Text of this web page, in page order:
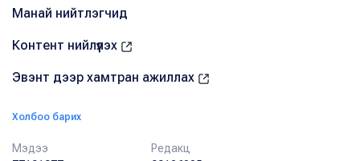
Манай нийтлэгчид
Контент нийлүүлэх
Эвэнт дээр хамтран ажиллах
Холбоо барих
Мэдээ
Редакц